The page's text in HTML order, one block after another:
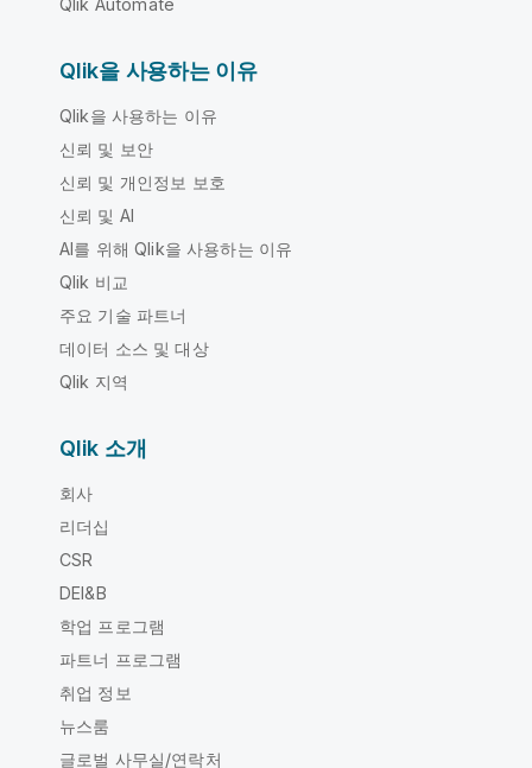
Qlik Automate
Qlik을 사용하는 이유
Qlik을 사용하는 이유
신뢰 및 보안
신뢰 및 개인정보 보호
신뢰 및 AI
AI를 위해 Qlik을 사용하는 이유
Qlik 비교
주요 기술 파트너
데이터 소스 및 대상
Qlik 지역
Qlik 소개
회사
리더십
CSR
DEI&B
학업 프로그램
파트너 프로그램
취업 정보
뉴스룸
글로벌 사무실/연락처